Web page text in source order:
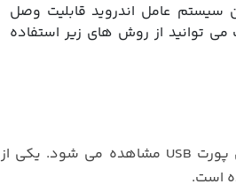
سیستم عامل اندروید قابلیت وصل
می توانید از روش های زیر استفاده
همان طور که گفته شد در محتویات محصول دو ورودی پورت USB مشاهده می شود. یکی از
است.